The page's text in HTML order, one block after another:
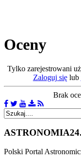
Oceny
Tylko zarejestrowani
Zaloguj sięlub
Brak
ASTRONOMIA
Polski Portal